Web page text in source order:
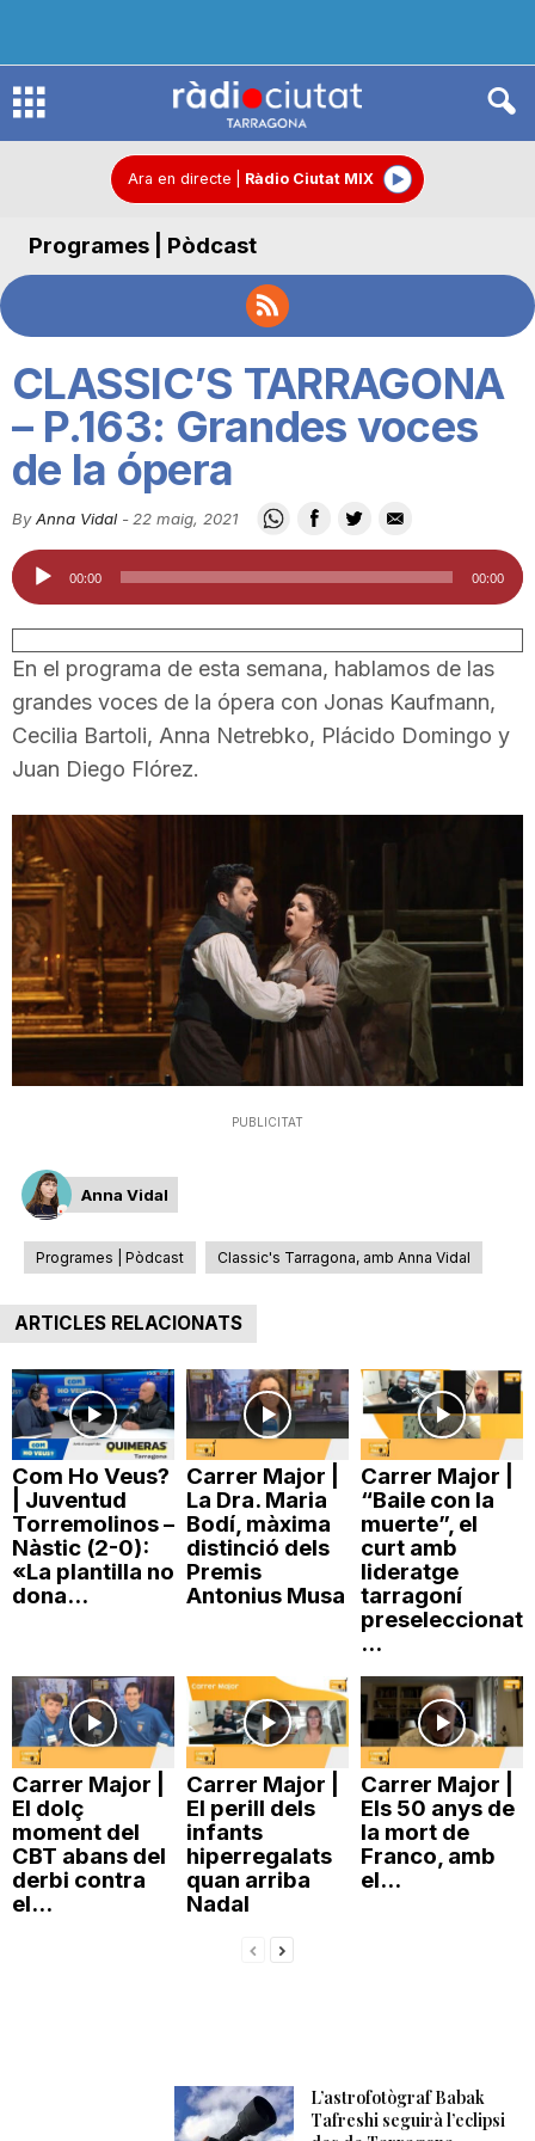
R
d
o
C
t
t
e
a
r
r
a
g
o
a
Ara en directe Ràdio Ciutat MIX
Programes | Pòdcast
CLASSIC’S TARRAGONA
– P.163: Grandes voces
de la ópera
By Anna Vidal - 22 maig, 2021
Reproductor
d'àudio
00:00 00:00
En el programa de esta semana, hablamos de las
grandes voces de la ópera con Jonas Kaufmann,
Cecilia Bartoli, Anna Netrebko, Plácido Domingo y
Juan Diego Flórez.
PUBLICITAT
Anna Vidal
Programes | Pòdcast Classic's Tarragona, amb Anna Vidal
ARTICLES RELACIONATS
Com Ho Veus?
| Juventud
Torremolinos –
Nàstic (2-0):
«La plantilla no
dona...
Carrer Major |
La Dra. Maria
Bodí, màxima
distinció dels
Premis
Antonius Musa
Carrer Major |
“Baile con la
muerte”, el
curt amb
lideratge
tarragoní
preseleccionat
...
Carrer Major |
El dolç
moment del
CBT abans del
derbi contra
el...
Carrer Major |
El perill dels
infants
hiperregalats
quan arriba
Nadal
Carrer Major |
Els 50 anys de
la mort de
Franco, amb
el...